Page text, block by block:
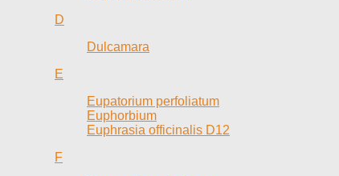
D
Dulcamara
E
Eupatorium perfoliatum
Euphorbium
Euphrasia officinalis D12
F